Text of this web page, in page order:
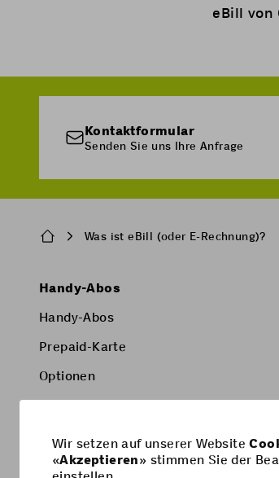
eBill von
Kontaktformular
Senden Sie uns Ihre Anfrage
BreadcrumbWas ist eBill (oder E-Rechnung)?
Pied
page
Handy-Abos
Handy-Abos
Prepaid-Karte
Optionen
Wir setzen auf unserer Website
«Akzeptieren» stimmen Sie der